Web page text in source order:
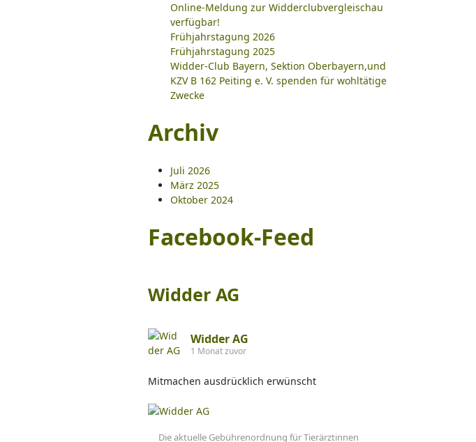
Online-Meldung zur Widderclubvergleischau
verfügbar!
Frühjahrstagung 2026
Frühjahrstagung 2025
Widder-Club Bayern, Sektion Oberbayern,und
KZV B 162 Peiting e. V. spenden für wohltätige
Zwecke
Archiv
Juli 2026
März 2025
Oktober 2024
Facebook-Feed
Widder AG
Widder AG
1 Monat zuvor
Mitmachen ausdrücklich erwünscht
Die aktuelle Gebührenordnung für Tierärztinnen